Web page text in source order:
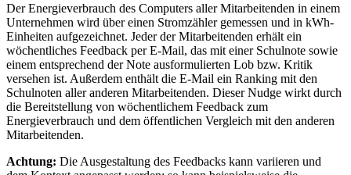
Der Energieverbrauch des Computers aller Mitarbeitenden in einem
Unternehmen wird über einen Stromzähler gemessen und in kWh-
Einheiten aufgezeichnet. Jeder der Mitarbeitenden erhält ein
wöchentliches Feedback per E-Mail, das mit einer Schulnote sowie
einem entsprechend der Note ausformulierten Lob bzw. Kritik
versehen ist. Außerdem enthält die E-Mail ein Ranking mit den
Schulnoten aller anderen Mitarbeitenden. Dieser Nudge wirkt durch
die Bereitstellung von wöchentlichem Feedback zum
Energieverbrauch und dem öffentlichen Vergleich mit den anderen
Mitarbeitenden.
Achtung: Die Ausgestaltung des Feedbacks kann variieren und